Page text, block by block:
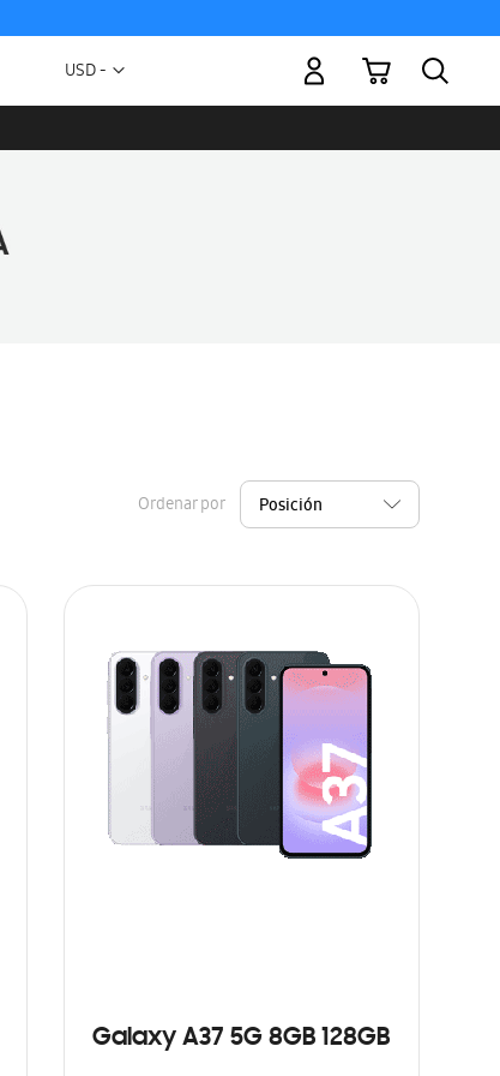
Moneda
USD -
Mi carrito
Ordenar por
Galaxy A37 5G 8GB 128GB